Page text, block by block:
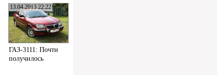
13.04.2013 22:22
ГАЗ-3111: Почти
получилось